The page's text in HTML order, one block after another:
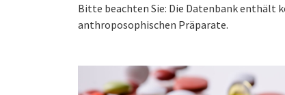
Bitte beachten Sie: Die Datenbank enthält
anthroposophischen Präparate.